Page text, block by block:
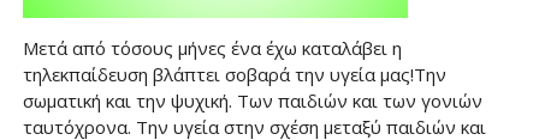
Μετά από τόσους μήνες ένα έχω καταλάβει η
τηλεκπαίδευση βλάπτει σοβαρά την υγεία μας!Την
σωματική και την ψυχική. Των παιδιών και των γονιών
ταυτόχρονα. Την υγεία στην σχέση μεταξύ παιδιών και